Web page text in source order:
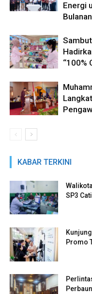
Energi
Bulanan
“100%
KABAR TERKINI
SP3
Promo